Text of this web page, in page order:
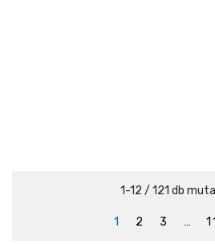
1-12 / 121 db
1 2 3 … 11